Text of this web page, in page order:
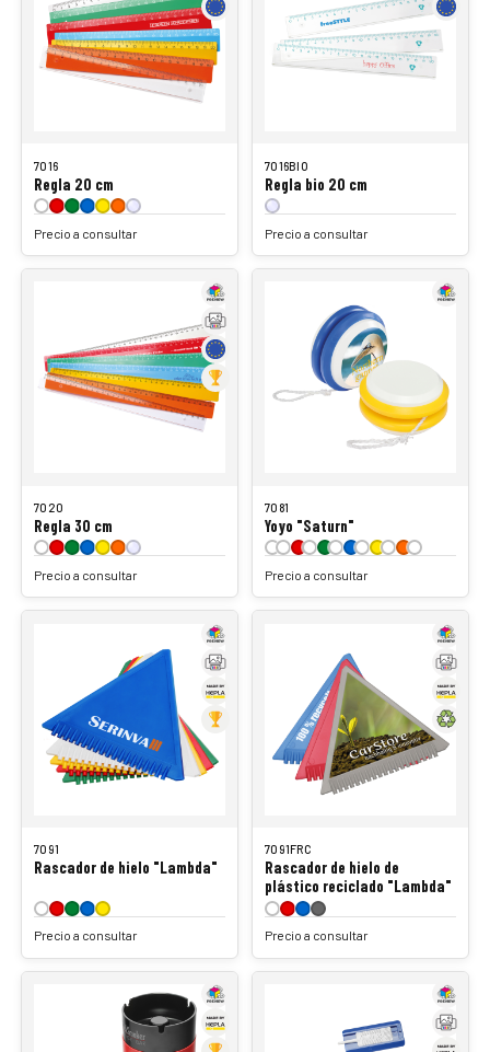
7016
Regla 20 cm
Precio a consultar
7016BIO
Regla bio 20 cm
Precio a consultar
7020
Regla 30 cm
Precio a consultar
7081
Yoyo "Saturn"
Precio a consultar
7091
Rascador de hielo "Lambda"
Precio a consultar
7091FRC
Rascador de hielo de
plástico reciclado "Lambda"
Precio a consultar